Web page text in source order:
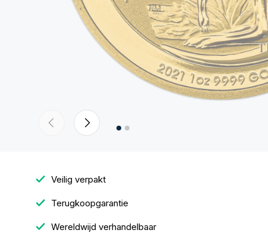
Veilig verpakt
Terugkoopgarantie
Wereldwijd verhandelbaar